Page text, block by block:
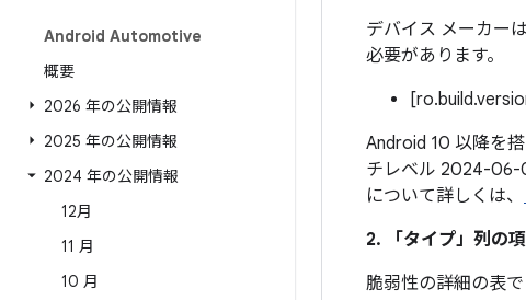
Android Automotive
概要
2026 年の公開情報
2025 年の公開情報
2024 年の公開情報
12月
11 月
10 月
デバイス メーカー
必要があります。
Android 10 以降を
チレベル 2024-06-
について詳しくは、
2. 「タイプ」 列の
脆弱性の詳細の表で